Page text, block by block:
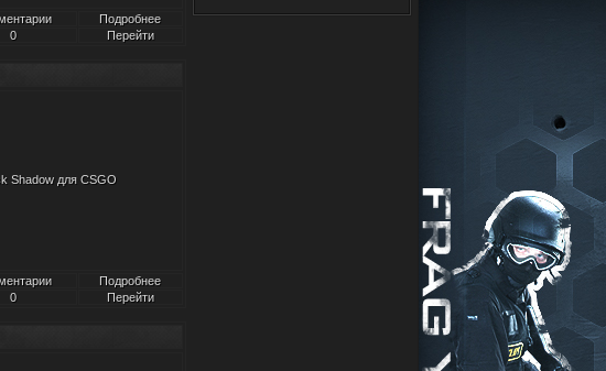
Подробнее
0 Перейти
Shadow для CSGO
Подробнее
0 Перейти